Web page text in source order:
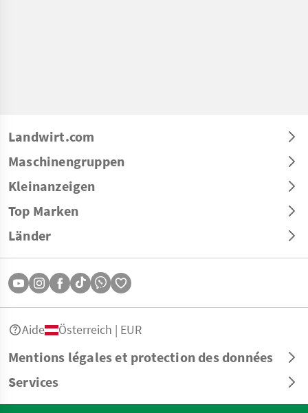
Landwirt.com
Maschinengruppen
Kleinanzeigen
Top Marken
Länder
Mentions légales et protection des données
Services
Aide Österreich | EUR